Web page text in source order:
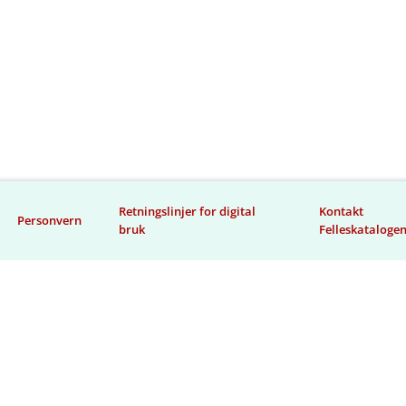
Personvern
Retningslinjer for digital
bruk
Kontakt
Felleskatalogen